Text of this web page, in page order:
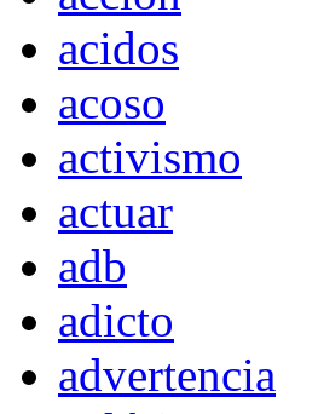
acidos
acoso
activismo
actuar
adb
adicto
advertencia